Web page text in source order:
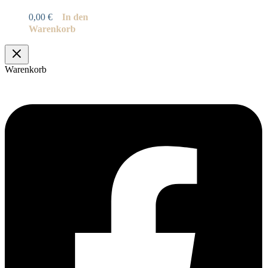
0,00 €
In den
Warenkorb
Warenkorb